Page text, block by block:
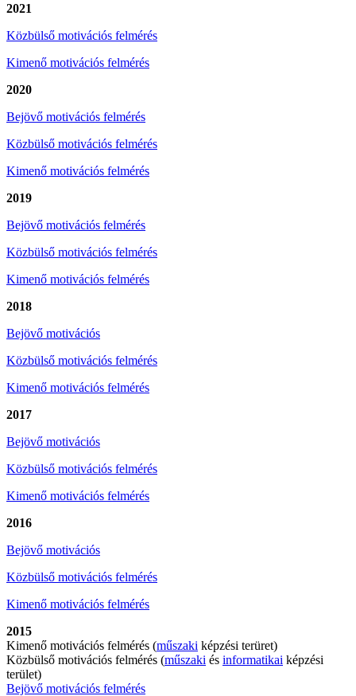
2021
Közbülső motivációs felmérés
Kimenő motivációs felmérés
2020
Bejövő motivációs felmérés
Közbülső motivációs felmérés
Kimenő motivációs felmérés
2019
Bejövő motivációs felmérés
Közbülső motivációs felmérés
Kimenő motivációs felmérés
2018
Bejövő motivációs
Közbülső motivációs felmérés
Kimenő motivációs felmérés
2017
Bejövő motivációs
Közbülső motivációs felmérés
Kimenő motivációs felmérés
2016
Bejövő motivációs
Közbülső motivációs felmérés
Kimenő motivációs felmérés
2015
Kimenő motivációs felmérés (műszaki képzési terüret)
Közbülső motivációs felmérés (műszaki és informatikai képzési
terület)
Bejövő motivációs felmérés